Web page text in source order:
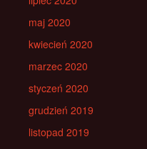
maj 2020
kwiecień 2020
marzec 2020
styczeń 2020
grudzień 2019
listopad 2019